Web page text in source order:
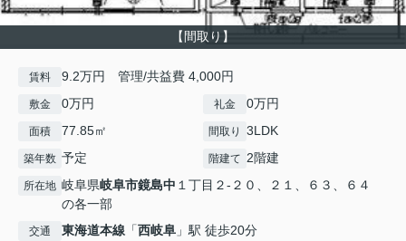
【間取り】
賃料 9.2万円 管理/共益費 4,000円
敷金 0万円 礼金 0万円
面積 77.85㎡ 間取り 3LDK
築年数 予定 階建て 2階建
所在地 岐阜県岐阜市鏡島中 １丁目２-２０、２１、６３、６４
の各一部
交通 東海道本線 「西岐阜 」駅 徒歩20分